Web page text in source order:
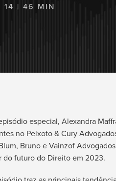
14 | 46 MIN
especial, Alexandra
no Peixoto & Cury
Bruno e Vainzof
do futuro do Direito em 2023.